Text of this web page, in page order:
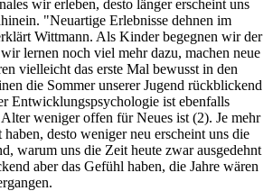
wir erleben, desto länger erscheint uns
"Neuartige Erlebnisse dehnen im
Wittmann. Als Kinder begegnen wir der
lernen noch viel mehr dazu, machen neue
vielleicht das erste Mal bewusst in den
die Sommer unserer Jugend rückblickend
Entwicklungspsychologie ist ebenfalls
weniger offen für Neues ist (2). Je mehr
desto weniger neu erscheint uns die
warum uns die Zeit heute zwar ausgedehnt
aber das Gefühl haben, die Jahre wären